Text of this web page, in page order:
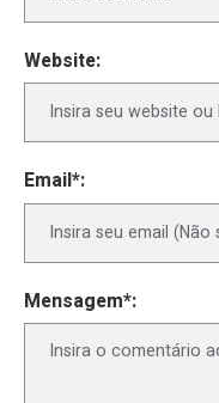
Website:
Email*:
Mensagem*: